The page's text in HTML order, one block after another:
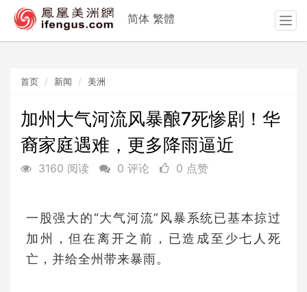
首页 新闻 美洲
加州大气河流风暴酿7死惨剧！华
裔家庭遇难，更多降雨逼近
3160 阅读 0 评论 0 点赞
一股强大的“大气河流”风暴系统已基本掠过
加州，但在离开之前，已造成至少七人死
亡，并给全州带来暴雨。
简体 繁體
T
o
n
i
o
n